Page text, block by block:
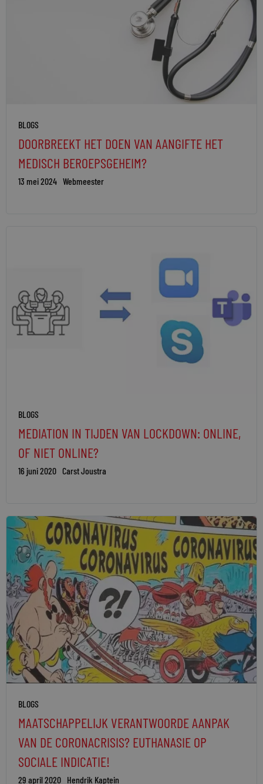
BLOGS
DOORBREEKT HET DOEN VAN AANGIFTE HET
MEDISCH BEROEPSGEHEIM?
13 mei 2024 Webmeester
BLOGS
MEDIATION IN TIJDEN VAN LOCKDOWN: ONLINE,
OF NIET ONLINE?
16 juni 2020 Carst Joustra
BLOGS
MAATSCHAPPELIJK VERANTWOORDE AANPAK
VAN DE CORONACRISIS? EUTHANASIE OP
SOCIALE INDICATIE!
29 april 2020 Hendrik Kaptein